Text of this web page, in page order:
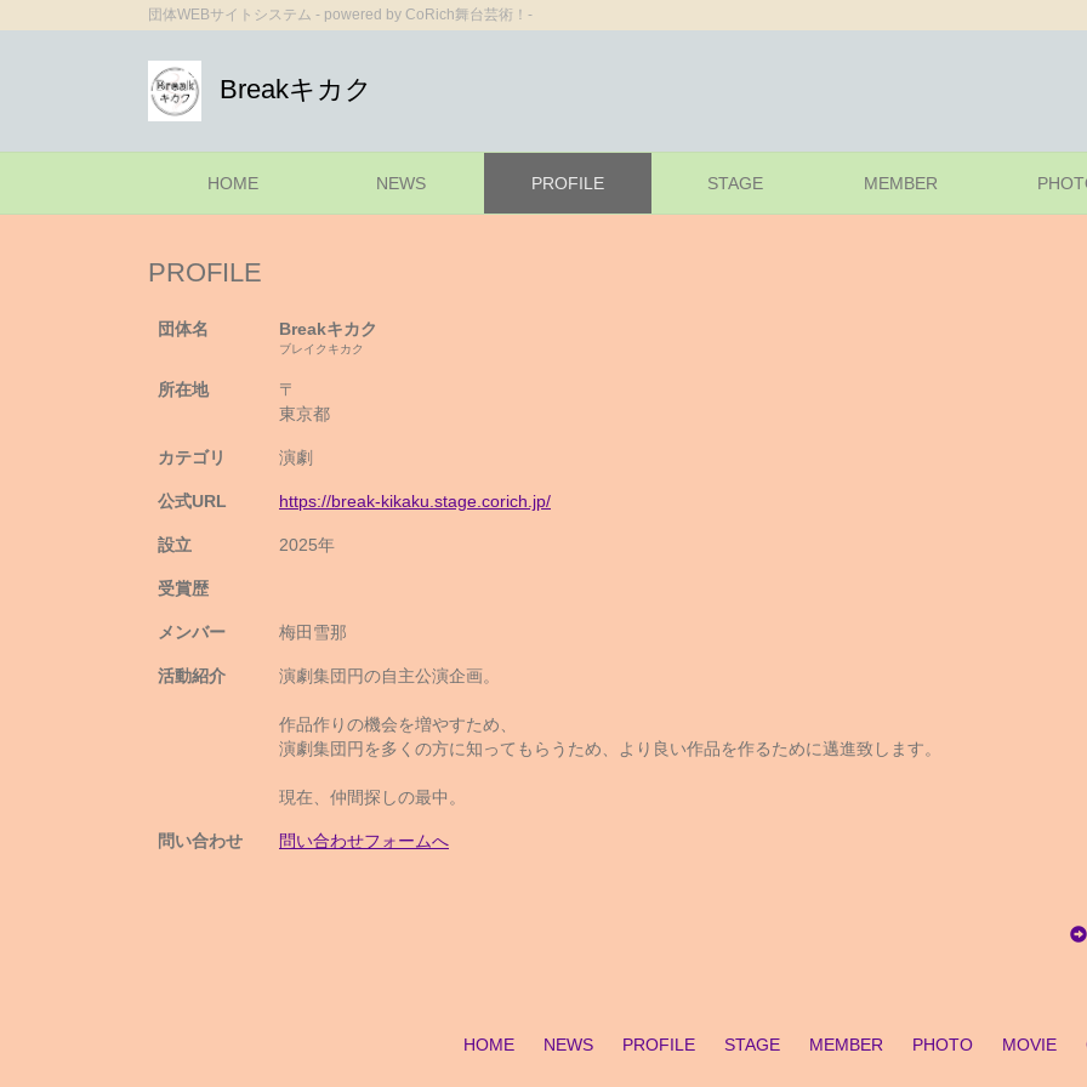
団体WEBサイトシステム - powered by CoRich舞台芸術！-
Breakキカク
HOME NEWS PROFILE STAGE MEMBER
PROFILE
団体名 Breakキカク
ブレイクキカク
所在地
〒
東京都
カテゴリ 演劇
公式URL https://break-kikaku.stage.corich.jp/
設立 2025年
受賞歴
メンバー 梅田雪那
活動紹介 演劇集団円の自主公演企画。
作品作りの機会を増やすため、
演劇集団円を多くの方に知ってもらうため、より良い作品を作るために邁進致します。
現在、仲間探しの最中。
問い合わせ 問い合わせフォームへ
HOME NEWS PROFILE STAGE MEMBER PHOTO MOVIE